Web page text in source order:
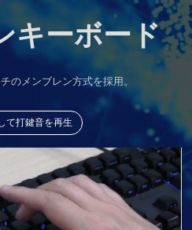
キーボード
のメンブレン方式を採用。
て打鍵音を再生